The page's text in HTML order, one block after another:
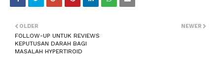
NEWER
OLDER
FOLLOW-UP UNTUK REVIEWS
KEPUTUSAN DARAH BAGI
MASALAH HYPERTIROID